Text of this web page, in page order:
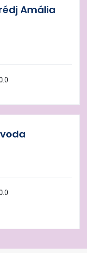
Amália